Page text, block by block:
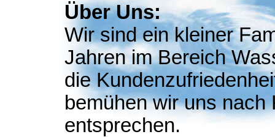
Über Uns:
Wir sind ein kleiner
Jahren im Bereich
die
bemühen wir uns
entsprechen.